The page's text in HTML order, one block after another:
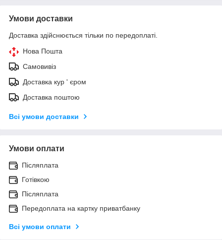
Умови доставки
Доставка здійснюється тільки по передоплаті.
Нова Пошта
Самовивіз
Доставка кур ' єром
Доставка поштою
Всі умови доставки
Умови оплати
Післяплата
Готівкою
Післяплата
Передоплата на картку приватбанку
Всі умови оплати